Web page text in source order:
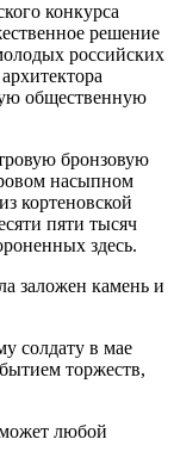
конкурса
решение
российских
общественную
бронзовую
насыпном
кортеновской
пяти тысяч
здесь.
заложен камень и
солдату в мае
торжеств,
любой